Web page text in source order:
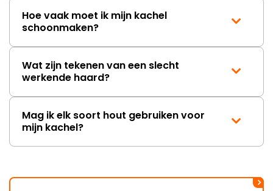
Hoe vaak moet ik mijn kachel
schoonmaken?
Wat zijn tekenen van een slecht
werkende haard?
Mag ik elk soort hout gebruiken voor
mijn kachel?